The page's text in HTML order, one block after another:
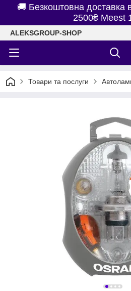
🚚 Безкоштовна
2500₴ Meest
ALEKSGROUP-SHOP
Товари та послуги